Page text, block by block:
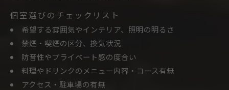
個室選びのチェックリスト
希望する雰囲気やインテリア、照明の明るさ
禁煙・喫煙の区分、換気状況
防音性やプライベート感の度合い
料理やドリンクのメニュー内容・コース有無
アクセス・駐車場の有無